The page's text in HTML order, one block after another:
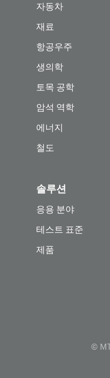
자동차
재료
항공우주
생의학
토목 공학
암석 역학
에너지
철도
솔루션
응용 분야
테스트 표준
제품
©